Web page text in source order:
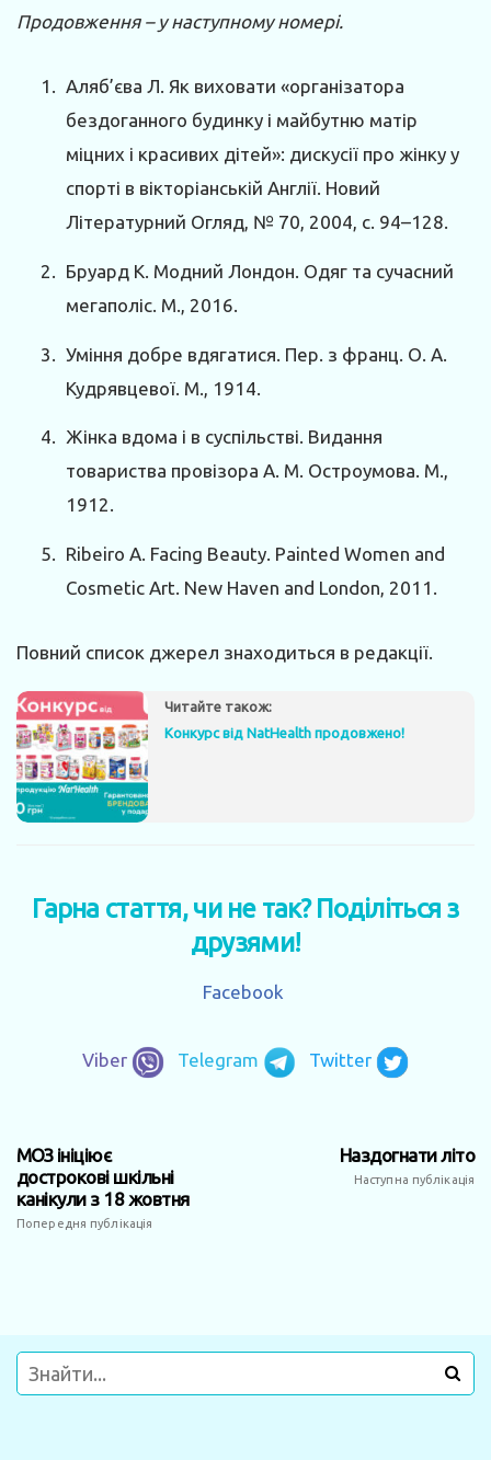
Продовження – у наступному номері.
Аляб’єва Л. Як виховати «організатора
бездоганного будинку і майбутню матір
міцних і красивих дітей»: дискусії про жінку у
спорті в вікторіанській Англії. Новий
Літературний Огляд, № 70, 2004, с. 94–128.
Бруард К. Модний Лондон. Одяг та сучасний
мегаполіс. М., 2016.
Уміння добре вдягатися. Пер. з франц. О. А.
Кудрявцевої. М., 1914.
Жінка вдома і в суспільстві. Видання
товариства провізора А. М. Остроумова. М.,
1912.
Ribeiro A. Facing Beauty. Painted Women and
Cosmetic Art. New Haven and London, 2011.
Повний список джерел знаходиться в редакції.
Читайте також:
Конкурс від NatHealth продовжено!
Гарна стаття, чи не так? Поділіться з
друзями!
Facebook
Viber Telegram Twitter
МОЗ ініціює
дострокові шкільні
канікули з 18 жовтня
Попередня публікація
Наздогнати літо
Наступна публікація